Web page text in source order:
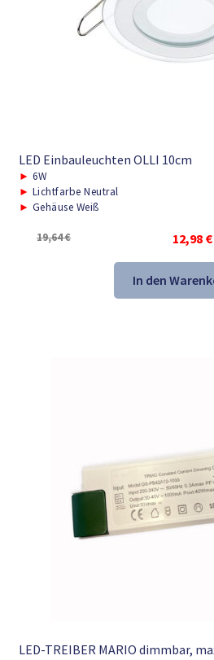
LED Einbauleuchten OLLI 10cm
► 6W
► Lichtfarbe Neutral
► Gehäuse Weiß
19,64€
Preis
war:
19,64 €
12,98 €
In den
LED-TREIBER MARIO dimmbar,